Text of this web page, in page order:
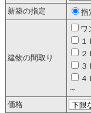
新築の指定
指
建物の間取り
ワ
１
～
価格